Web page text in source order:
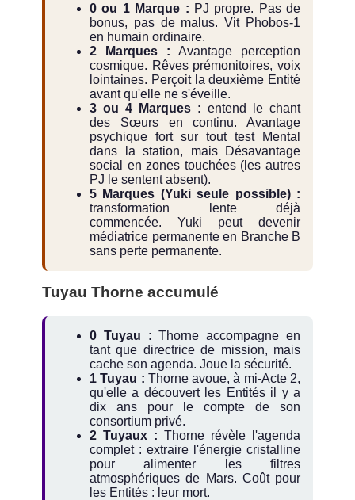
0 ou 1 Marque : PJ propre. Pas de
bonus, pas de malus. Vit Phobos-1
en humain ordinaire.
2 Marques : Avantage perception
cosmique. Rêves prémonitoires, voix
lointaines. Perçoit la deuxième Entité
avant qu'elle ne s'éveille.
3 ou 4 Marques : entend le chant
des Sœurs en continu. Avantage
psychique fort sur tout test Mental
dans la station, mais Désavantage
social en zones touchées (les autres
PJ le sentent absent).
5 Marques (Yuki seule possible) :
transformation lente déjà
commencée. Yuki peut devenir
médiatrice permanente en Branche B
sans perte permanente.
Tuyau Thorne accumulé
0 Tuyau : Thorne accompagne en
tant que directrice de mission, mais
cache son agenda. Joue la sécurité.
1 Tuyau : Thorne avoue, à mi-Acte 2,
qu'elle a découvert les Entités il y a
dix ans pour le compte de son
consortium privé.
2 Tuyaux : Thorne révèle l'agenda
complet : extraire l'énergie cristalline
pour alimenter les filtres
atmosphériques de Mars. Coût pour
les Entités : leur mort.